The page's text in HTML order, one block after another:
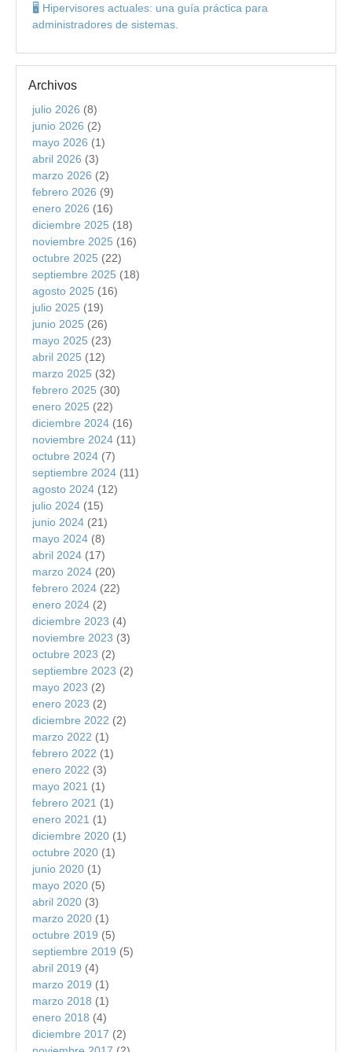
🖥️ Hipervisores actuales: una guía práctica para
administradores de sistemas.
Archivos
julio 2026 (8)
junio 2026 (2)
mayo 2026 (1)
abril 2026 (3)
marzo 2026 (2)
febrero 2026 (9)
enero 2026 (16)
diciembre 2025 (18)
noviembre 2025 (16)
octubre 2025 (22)
septiembre 2025 (18)
agosto 2025 (16)
julio 2025 (19)
junio 2025 (26)
mayo 2025 (23)
abril 2025 (12)
marzo 2025 (32)
febrero 2025 (30)
enero 2025 (22)
diciembre 2024 (16)
noviembre 2024 (11)
octubre 2024 (7)
septiembre 2024 (11)
agosto 2024 (12)
julio 2024 (15)
junio 2024 (21)
mayo 2024 (8)
abril 2024 (17)
marzo 2024 (20)
febrero 2024 (22)
enero 2024 (2)
diciembre 2023 (4)
noviembre 2023 (3)
octubre 2023 (2)
septiembre 2023 (2)
mayo 2023 (2)
enero 2023 (2)
diciembre 2022 (2)
marzo 2022 (1)
febrero 2022 (1)
enero 2022 (3)
mayo 2021 (1)
febrero 2021 (1)
enero 2021 (1)
diciembre 2020 (1)
octubre 2020 (1)
junio 2020 (1)
mayo 2020 (5)
abril 2020 (3)
marzo 2020 (1)
octubre 2019 (5)
septiembre 2019 (5)
abril 2019 (4)
marzo 2019 (1)
marzo 2018 (1)
enero 2018 (4)
diciembre 2017 (2)